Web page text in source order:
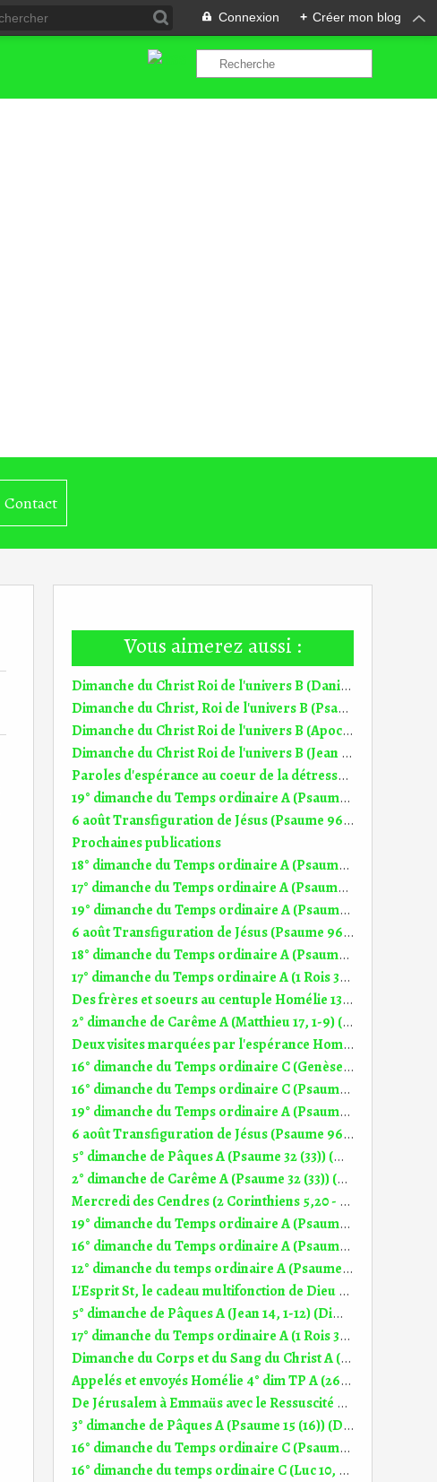
Connexion + Créer mon blog
Contact
Vous aimerez aussi :
Dimanche du Christ Roi de l'univers B (Daniel 7, 13-14) (DiMail 242)
Dimanche du Christ, Roi de l'univers B (Psaume 92 (93)) (DiMail 601)
Dimanche du Christ Roi de l'univers B (Apocalypse 1, 5-8) (DiMail 431)
Dimanche du Christ Roi de l'univers B (Jean 18, 33-37) (DiMail 96)
Paroles d'espérance au coeur de la détresse 33° dim TO B (17;11.2024)
19° dimanche du Temps ordinaire A (Psaume 84 (85)) (DiMail 539)
6 août Transfiguration de Jésus (Psaume 96 (97)) (DiMail 646)
Prochaines publications
18° dimanche du Temps ordinaire A (Psaume 144 (145)) (DiMail 538)
17° dimanche du Temps ordinaire A (Psaume 118 (119)) (DiMail 537)
19° dimanche du Temps ordinaire A (Psaume 84 (85)) (DiMail 539)
6 août Transfiguration de Jésus (Psaume 96 (97)) (DiMail 646)
18° dimanche du Temps ordinaire A (Psaume 144 (145)) (DiMail 538)
17° dimanche du Temps ordinaire A (1 Rois 3, 5.7-12) (Dimail 342)
Des frères et soeurs au centuple Homélie 13° dim TO A (27-28.06.2026)
2° dimanche de Carême A (Matthieu 17, 1-9) (DiMail 9)
Deux visites marquées par l'espérance Homélie 16° dim TO C (20.07.2025)
16° dimanche du Temps ordinaire C (Genèse 18, 1-10a) (DiMail 278)
16° dimanche du Temps ordinaire C (Psaume 14 (15)) (DiMail 594)
19° dimanche du Temps ordinaire A (Psaume 84 (85)) (DiMail 539)
6 août Transfiguration de Jésus (Psaume 96 (97)) (DiMail 646)
5° dimanche de Pâques A (Psaume 32 (33)) (DiMail 527)
2° dimanche de Carême A (Psaume 32 (33)) (DiMail 518)
Mercredi des Cendres (2 Corinthiens 5,20 - 6,2) (DiMail 388)
19° dimanche du Temps ordinaire A (Psaume 84 (85)) (DiMail 539)
16° dimanche du Temps ordinaire A (Psaume 85 (86)) (DiMail 536)
12° dimanche du temps ordinaire A (Psaume 68 (69)) (DiMail 643)
L'Esprit St, le cadeau multifonction de Dieu Homélie 6° dim TP A (10.05.2026)
5° dimanche de Pâques A (Jean 14, 1-12) (DiMail 18)
17° dimanche du Temps ordinaire A (1 Rois 3, 5.7-12) (Dimail 342)
Dimanche du Corps et du Sang du Christ A (Deutéronome 8, 2-3.14b-16a) (DiMail 169)
Appelés et envoyés Homélie 4° dim TP A (26.04.2026)
De Jérusalem à Emmaüs avec le Ressuscité Homélie 3° dim de Pâques A (19.04.2026)
3° dimanche de Pâques A (Psaume 15 (16)) (DiMail 526)
16° dimanche du Temps ordinaire C (Psaume 14 (15)) (DiMail 594)
16° dimanche du temps ordinaire C (Luc 10, 38-42) (DiMail 279)